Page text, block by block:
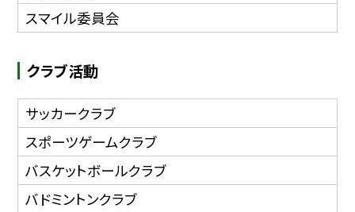
スマイル委員会
クラブ活動
サッカークラブ
スポーツゲームクラブ
バスケットボールクラブ
バドミントンクラブ